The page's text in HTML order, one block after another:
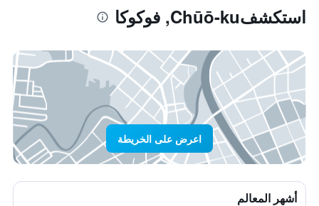
استكشفChūō-ku, فوكوكا
اعرض على الخريطة
أشهر المعالم